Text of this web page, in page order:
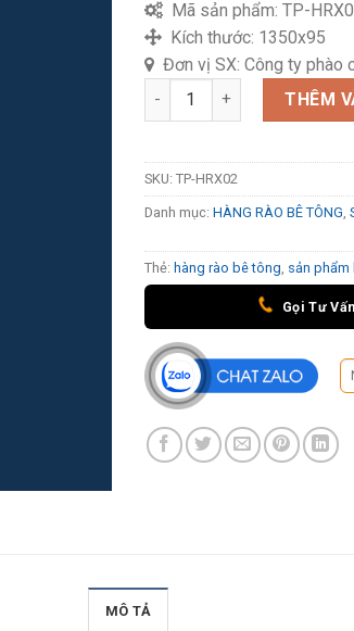
Mã sản phẩm: TP-
Kích thước: 1350x95
Đơn vị SX: Công ty phào
Hàng rào bê tông TP-THÊM
SKU: TP-HRX02
Danh mục: HÀNG RÀO BÊ TÔNG
Thẻ: hàng rào bê tông sản phẩm
Gọi Tư
MÔ TẢ